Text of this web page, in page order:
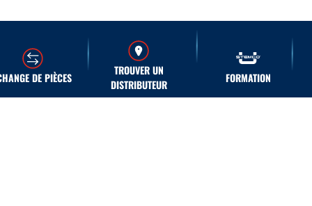
DE PIÈCES
TROUVER UN
DISTRIBUTEUR
FORMATION